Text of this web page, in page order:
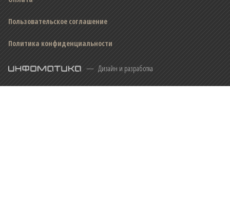
Пользовательское соглашение
Политика конфиденциальности
Инфоматика
— Дизайн и разработка